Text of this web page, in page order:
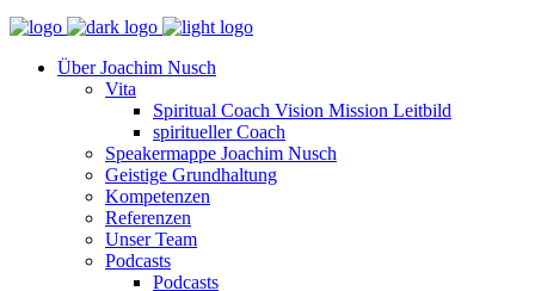
Über Joachim Nusch
Vita
Spiritual Coach Vision Mission Leitbild
spiritueller Coach
Speakermappe Joachim Nusch
Geistige Grundhaltung
Kompetenzen
Referenzen
Unser Team
Podcasts
Podcasts